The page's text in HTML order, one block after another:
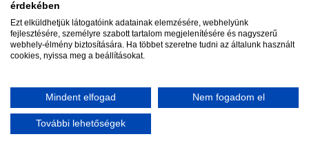
Szerkesztőség:szerk@vadhajtasok.hu
Modi:moderator@vadhajtasok.hu
AdatvédelemImpresszumSzerzői jogok
2018 Vadhajtások.hu
érdekében
Ezt elküldhetjük látogatóink adatainak elemzésére, webhelyünk
fejlesztésére, személyre szabott tartalom megjelenítésére és nagyszerű
webhely-élmény biztosítására. Ha többet szeretne tudni az általunk használt
cookies, nyissa meg a beállításokat.
Mindent elfogad Nem fogadom el
További lehetőségek